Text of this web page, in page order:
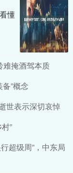
懂
难掩酒驾本质
”概念
世表示深切哀悼
”
超级周”，中东局